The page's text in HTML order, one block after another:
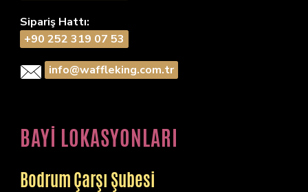
Sipariş Hattı:
+90 252 319 07 53
info@waffleking.com.tr
BAYİ LOKASYONLARI
Bodrum Çarşı Şubesi